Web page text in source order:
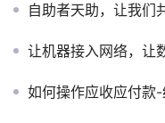
自助者天助，让我们
让机器接入网络，让
如何操作应收应付款